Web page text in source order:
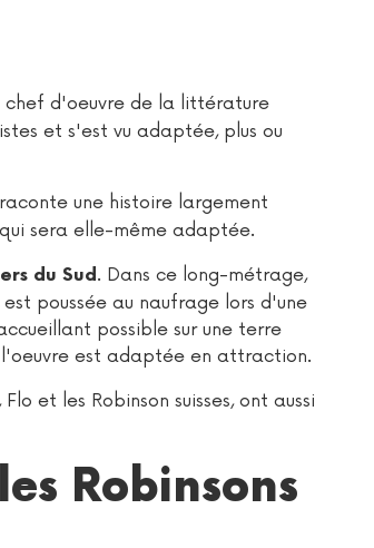
chef d'oeuvre de la littérature
et s'est vu adaptée, plus ou
une histoire largement
sera elle-même adaptée.
du Sud. Dans ce long-métrage,
poussée au naufrage lors d'une
possible sur une terre
l'oeuvre est adaptée en attraction.
et les Robinson suisses, ont aussi
Robinsons